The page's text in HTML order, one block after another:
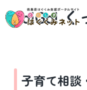
Go!Go!
子育て相談